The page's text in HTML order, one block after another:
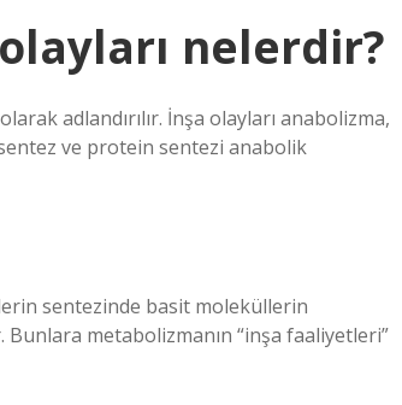
nelerdir?
adlandırılır. İnşa olayları anabolizma,
ve protein sentezi anabolik
sentezinde basit moleküllerin
metabolizmanın “inşa faaliyetleri”